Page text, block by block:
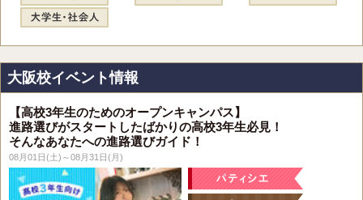
大阪校イベント情報
【高校3年生のためのオープンキャンパス】
進路選びがスタートしたばかりの高校3年生必見！
そんなあなたへの進路選びガイド！
08月01日(土)～08月31日(月)